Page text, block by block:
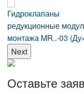
Гидроклапаны
редукционные
монтажа MR..-03
Next
Оставьте